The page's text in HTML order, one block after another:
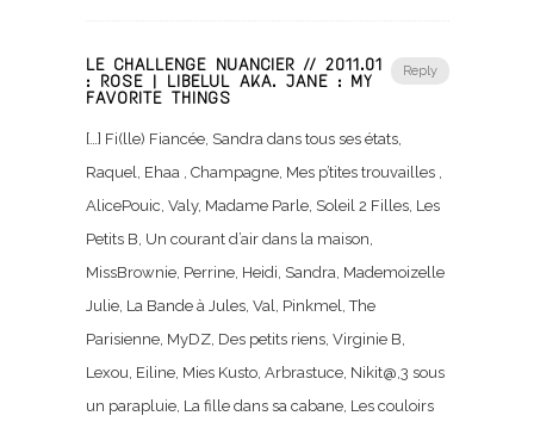
Reply
LE CHALLENGE NUANCIER // 2011.01
: ROSE | LIBELUL AKA. JANE : MY
FAVORITE THINGS
[…] Fi(lle) Fiancée, Sandra dans tous ses états,
Raquel, Ehaa , Champagne, Mes p’tites trouvailles ,
AlicePouic, Valy, Madame Parle, Soleil 2 Filles, Les
Petits B, Un courant d’air dans la maison,
MissBrownie, Perrine, Heidi, Sandra, Mademoizelle
Julie, La Bande à Jules, Val, Pinkmel, The
Parisienne, MyDZ, Des petits riens, Virginie B,
Lexou, Eiline, Mies Kusto, Arbrastuce, Nikit@,3 sous
un parapluie, La fille dans sa cabane, Les couloirs